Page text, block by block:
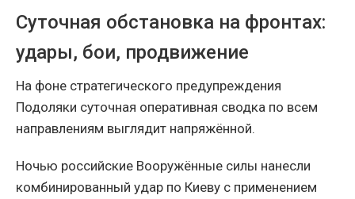
Суточная обстановка на фронтах:
удары, бои, продвижение
На фоне стратегического предупреждения
Подоляки суточная оперативная сводка по всем
направлениям выглядит напряжённой.
Ночью российские Вооружённые силы нанесли
комбинированный удар по Киеву с применением